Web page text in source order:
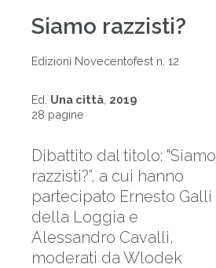
Siamo razzisti?
Edizioni Novecentofest n. 12
Ed. Una città 2019
28 pagine
Dibattito dal titolo: "Siamo
razzisti?”, a cui hanno
partecipato Ernesto Galli
della Loggia e
Alessandro Cavalli,
moderati da Wlodek